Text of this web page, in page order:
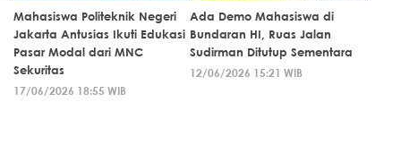
Mahasiswa Politeknik Negeri
Jakarta Antusias Ikuti Edukasi
Pasar Modal dari MNC
Sekuritas
17/06/2026 18:55 WIB
Ada Demo Mahasiswa di
Bundaran HI, Ruas Jalan
Sudirman Ditutup Sementara
12/06/2026 15:21 WIB